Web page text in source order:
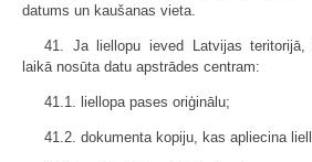
datums un kaušanas vieta.
41. Ja liellopu ieved Latvijas teritorijā,
laikā nosūta datu apstrādes centram:
41.1. liellopa pases oriģinālu;
41.2. dokumenta kopiju, kas apliecina